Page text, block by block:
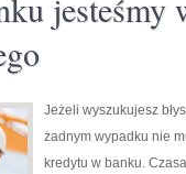
jesteśmy
Jeżeli wyszukujesz
żadnym wypadku nie
kredytu w banku.